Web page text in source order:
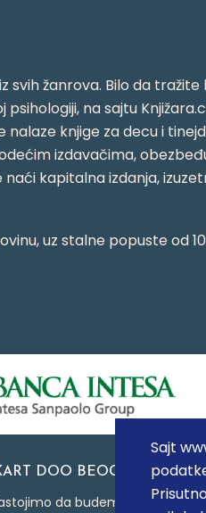
Sajt
svih žanrova. Bilo da
na sajtu
knjige za decu i
izdavačima,
kapitalna izdanja,
uz stalne popuste od
DOO BEOGRAD (NOVI
da budemo što